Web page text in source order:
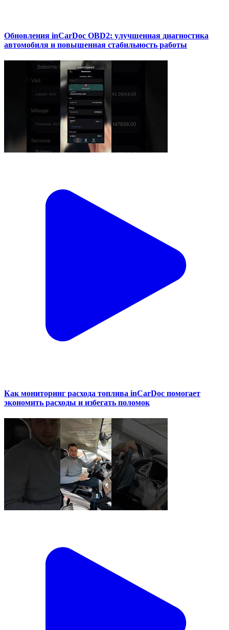
Обновления inCarDoc OBD2: улучшенная диагностика
автомобиля и повышенная стабильность работы
Как мониторинг расхода топлива inCarDoc помогает
экономить расходы и избегать поломок